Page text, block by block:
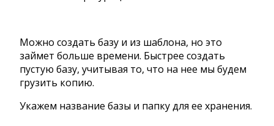
Можно создать базу и из шаблона, но это
займет больше времени. Быстрее создать
пустую базу, учитывая то, что на нее мы будем
грузить копию.
Укажем название базы и папку для ее хранения.